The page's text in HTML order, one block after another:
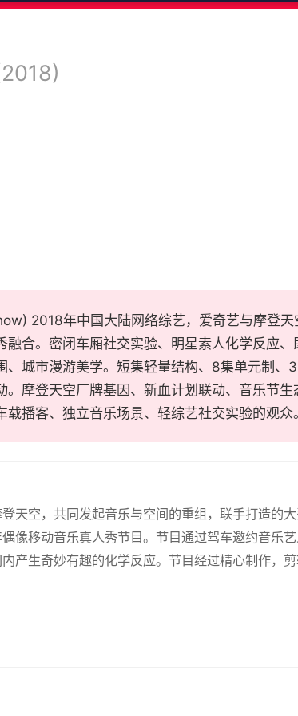
2018年中国大陆网络综艺，爱奇艺与摩登
合。密闭车厢社交实验、明星素人化学反应
、城市漫游美学。短集轻量结构、8集单元制、
摩登天空厂牌基因、新血计划联动、音乐节
载播客、独立音乐场景、轻综艺社交实验的观众。
天空，共同发起音乐与空间的重组，联手打造的
像移动音乐真人秀节目。节目通过驾车邀约音乐
产生奇妙有趣的化学反应。节目经过精心制作，